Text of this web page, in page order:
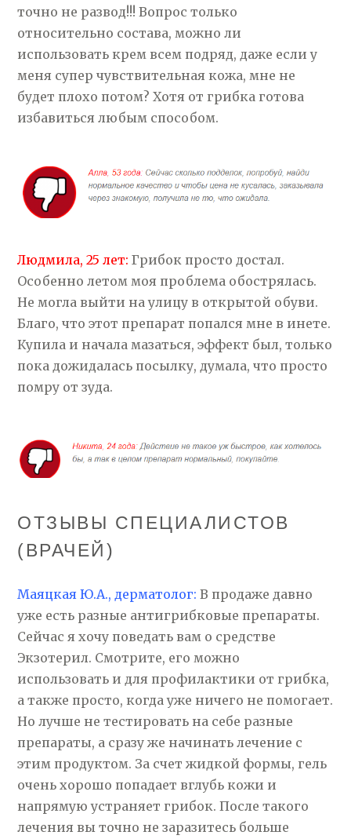
точно не развод!!! Вопрос только
относительно состава, можно ли
использовать крем всем подряд, даже если у
меня супер чувствительная кожа, мне не
будет плохо потом? Хотя от грибка готова
избавиться любым способом.
Людмила, 25 лет:Грибок просто достал.
Особенно летом моя проблема обострялась.
Не могла выйти на улицу в открытой обуви.
Благо, что этот препарат попался мне в инете.
Купила и начала мазаться, эффект был, только
пока дожидалась посылку, думала, что просто
помру от зуда.
ОТЗЫВЫ СПЕЦИАЛИСТОВ
(ВРАЧЕЙ)
Маяцкая Ю.А., дерматолог: В продаже давно
уже есть разные антигрибковые препараты.
Сейчас я хочу поведать вам о средстве
Экзотерил. Смотрите, его можно
использовать и для профилактики от грибка,
а также просто, когда уже ничего не помогает.
Но лучше не тестировать на себе разные
препараты, а сразу же начинать лечение с
этим продуктом. За счет жидкой формы, гель
очень хорошо попадает вглубь кожи и
напрямую устраняет грибок. После такого
лечения вы точно не заразитесь больше